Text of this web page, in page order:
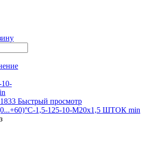
Быстрый просмотр
1,5-125-10-М20х1,5 ШТОК min